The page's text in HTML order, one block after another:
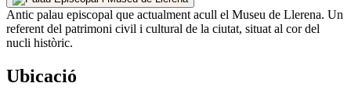
Antic palau episcopal que actualment acull el Museu de Llerena. Un
referent del patrimoni civil i cultural de la ciutat, situat al cor del
nucli històric.
Ubicació